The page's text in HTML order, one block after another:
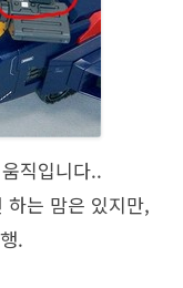
직입니다..
하는 맘은 있지만,
.